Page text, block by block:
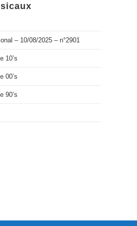
– 10/08/2025 – n°2901
10’s
00’s
90’s